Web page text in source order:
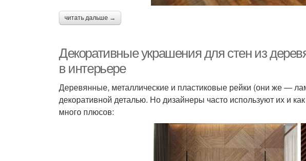
читать дальше →
Декоративные украшения для стен из
в интерьере
Деревянные, металлические и пластиковые рейки (они же —
декоративной деталью. Но дизайнеры часто используют их и
много плюсов: